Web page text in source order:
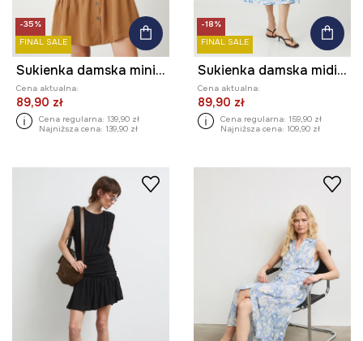
-35%
FINAL SALE
Sukienka damska mini z lyocellu
Cena aktualna:
89,90 zł
Cena regularna: 139,90 zł
Najniższa cena: 139,90 zł
-18%
FINAL SALE
Sukienka damska midi wzorzysta kolor biały
Cena aktualna:
89,90 zł
Cena regularna: 159,90 zł
Najniższa cena: 109,90 zł